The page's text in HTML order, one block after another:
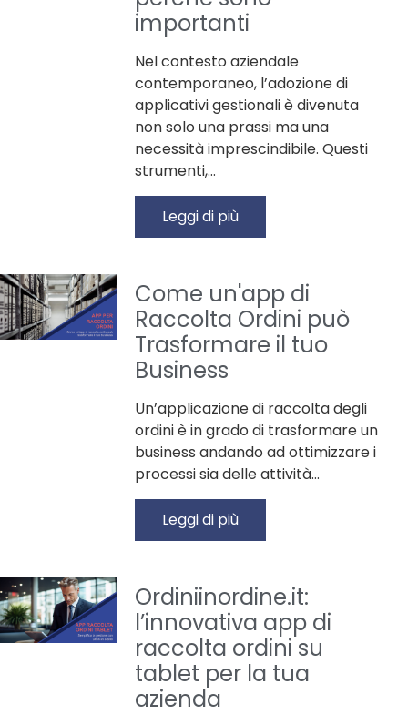
importanti
Nel contesto aziendale
contemporaneo, l’adozione di
applicativi gestionali è divenuta
non solo una prassi ma una
necessità imprescindibile. Questi
strumenti,…
Leggi di più
Come un'app di
Raccolta Ordini può
Trasformare il tuo
Business
Un’applicazione di raccolta degli
ordini è in grado di trasformare un
business andando ad ottimizzare i
processi sia delle attività…
Leggi di più
Ordiniinordine.it:
l’innovativa app di
raccolta ordini su
tablet per la tua
azienda